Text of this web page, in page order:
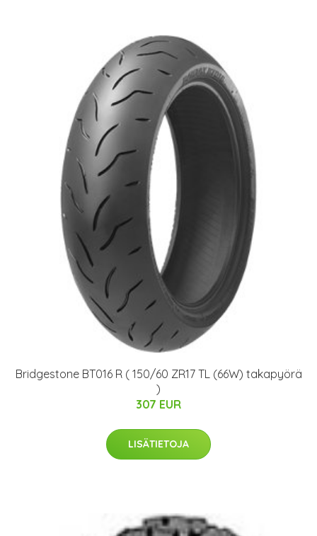
Bridgestone BT016 R ( 150/60 ZR17 TL (66W) takapyörä
)
307 EUR
LISÄTIETOJA